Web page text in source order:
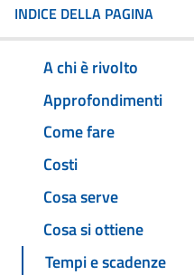
INDICE DELLA PAGINA
A chi è rivolto
Approfondimenti
Come fare
Costi
Cosa serve
Cosa si ottiene
Tempi e scadenze